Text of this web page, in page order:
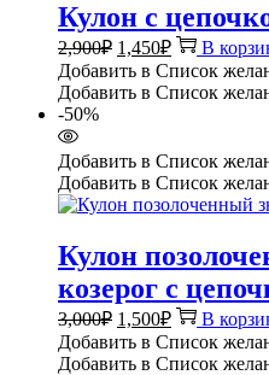
Кулон с
2,900₽ Первоначальная
цена
составляла
1,450₽Текущая
цена:
1,450₽.
В
Добавить в Список
Добавить в Список
-50%
Добавить в Список
Добавить в Список
Кулон
козерог с
3,000₽ Первоначальная
цена
составляла
1,500₽Текущая
цена:
1,500₽.
В
Добавить в Список
Добавить в Список